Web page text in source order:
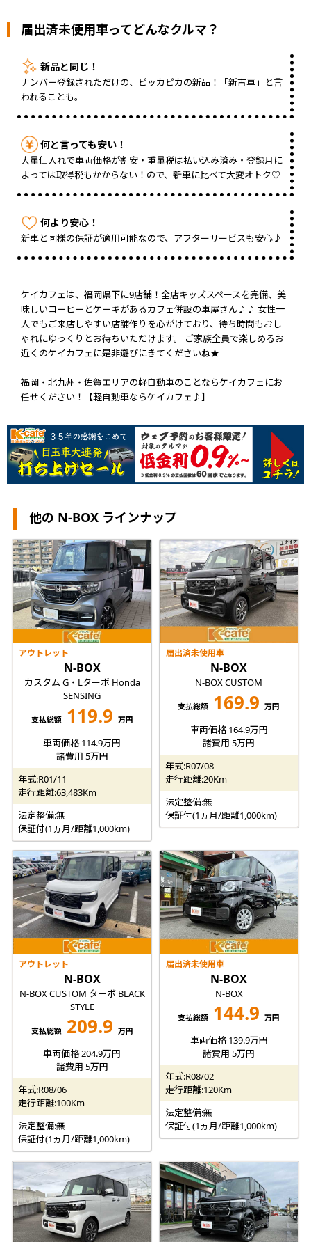
届出済未使用車ってどんなクルマ？
新品と同じ！
ナンバー登録されただけの、ピッカピカの新品！「新古車」と言
われることも。
何と言っても安い！
大量仕入れで車両価格が割安・重量税は払い込み済み・登録月に
よっては取得税もかからない！ので、新車に比べて大変オトク♡
何より安心！
新車と同様の保証が適用可能なので、アフターサービスも安心♪
ケイカフェは、福岡県下に9店舗！全店キッズスペースを完備、美
味しいコーヒーとケーキがあるカフェ併設の車屋さん♪♪ 女性一
人でもご来店しやすい店舗作りを心がけており、待ち時間もおし
ゃれにゆっくりとお待ちいただけます。 ご家族全員で楽しめるお
近くのケイカフェに是非遊びにきてくださいね★
福岡・北九州・佐賀エリアの軽自動車のことならケイカフェにお
任せください！【軽自動車ならケイカフェ♪】
他の N-BOX ラインナップ
アウトレット
N-BOX
カスタム G・Lターボ Honda
SENSING
支払総額 119.9 万円
車両価格 114.9万円
諸費用 5万円
年式:R01/11
走行距離:63,483Km
法定整備:無
保証付(1ヵ月/距離1,000km)
届出済未使用車
N-BOX
N-BOX CUSTOM
支払総額 169.9 万円
車両価格 164.9万円
諸費用 5万円
年式:R07/08
走行距離:20Km
法定整備:無
保証付(1ヵ月/距離1,000km)
アウトレット
N-BOX
N-BOX CUSTOM ターボ BLACK
STYLE
支払総額 209.9 万円
車両価格 204.9万円
諸費用 5万円
年式:R08/06
走行距離:100Km
法定整備:無
保証付(1ヵ月/距離1,000km)
届出済未使用車
N-BOX
N-BOX
支払総額 144.9 万円
車両価格 139.9万円
諸費用 5万円
年式:R08/02
走行距離:120Km
法定整備:無
保証付(1ヵ月/距離1,000km)